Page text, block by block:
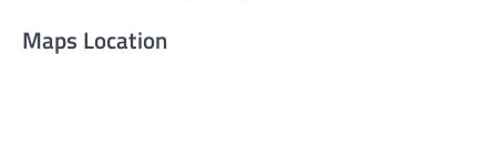
Maps Location